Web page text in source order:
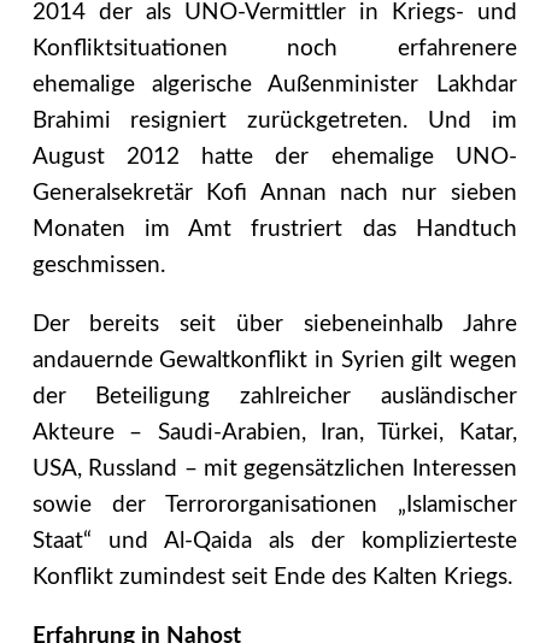
2014 der als UNO-Vermittler in Kriegs- und
Konfliktsituationen noch erfahrenere
ehemalige algerische Außenminister Lakhdar
Brahimi resigniert zurückgetreten. Und im
August 2012 hatte der ehemalige UNO-
Generalsekretär Kofi Annan nach nur sieben
Monaten im Amt frustriert das Handtuch
geschmissen.
Der bereits seit über siebeneinhalb Jahre
andauernde Gewaltkonflikt in Syrien gilt wegen
der Beteiligung zahlreicher ausländischer
Akteure – Saudi-Arabien, Iran, Türkei, Katar,
USA, Russland – mit gegensätzlichen Interessen
sowie der Terrororganisationen „Islamischer
Staat“ und Al-Qaida als der komplizierteste
Konflikt zumindest seit Ende des Kalten Kriegs.
Erfahrung in Nahost